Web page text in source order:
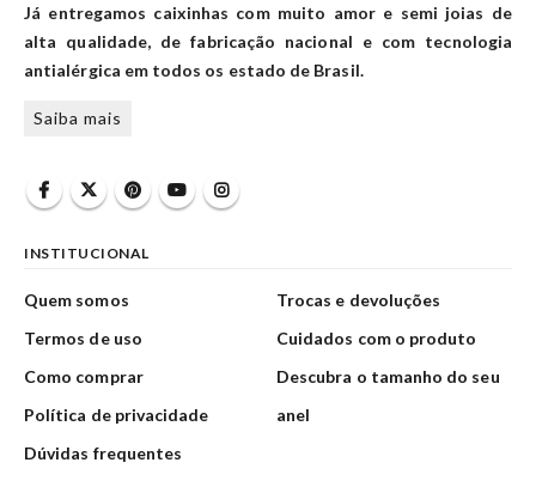
Já entregamos caixinhas com muito amor e semi joias de
alta qualidade, de fabricação nacional e com tecnologia
antialérgica em todos os estado de Brasil.
Saiba mais
INSTITUCIONAL
Quem somos
Termos de uso
Como comprar
Política de privacidade
Dúvidas frequentes
Trocas e devoluções
Cuidados com o produto
Descubra o tamanho do seu
anel